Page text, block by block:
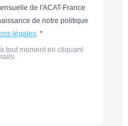
de l'ACAT-France
de notre politique
légales.
tout moment en cliquant